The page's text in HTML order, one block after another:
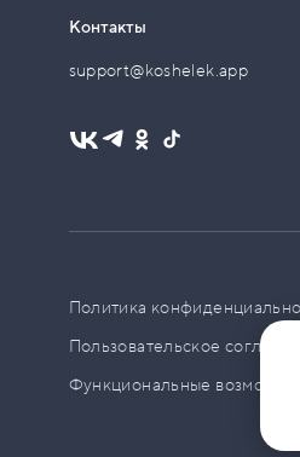
Контакты
support@koshelek.app
Политика
Пользовательское
Функциональные